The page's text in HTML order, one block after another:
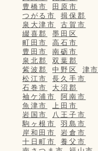
豊橋市
田原市
つがる市
揖保郡
泉大津市
古賀市
綴喜郡
墨田区
町田市
高石市
豊田市
南砺市
泉北郡
双葉郡
紫波郡
中野区
津市
松江市
長久手市
石巻市
大沼郡
袖ケ浦市
阿南市
魚津市
上田市
岩国市
八王子市
駒ヶ根市
羽島市
岸和田市
岩倉市
十日町市
養父市